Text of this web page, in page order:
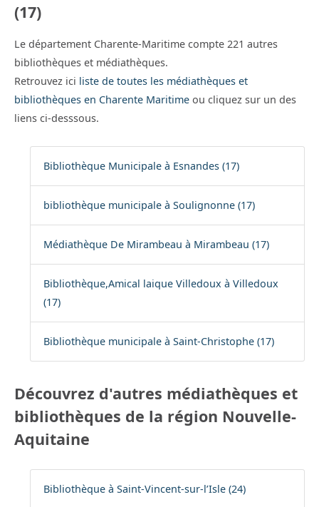
(17)
Le département Charente-Maritime compte 221 autres
bibliothèques et médiathèques.
Retrouvez ici liste de toutes les médiathèques et
bibliothèques en Charente Maritime ou cliquez sur un des
liens ci-desssous.
Bibliothèque Municipale à Esnandes (17)
bibliothèque municipale à Soulignonne (17)
Médiathèque De Mirambeau à Mirambeau (17)
Bibliothèque,Amical laique Villedoux à Villedoux
(17)
Bibliothèque municipale à Saint-Christophe (17)
Découvrez d'autres médiathèques et
bibliothèques de la région Nouvelle-
Aquitaine
Bibliothèque à Saint-Vincent-sur-l’Isle (24)